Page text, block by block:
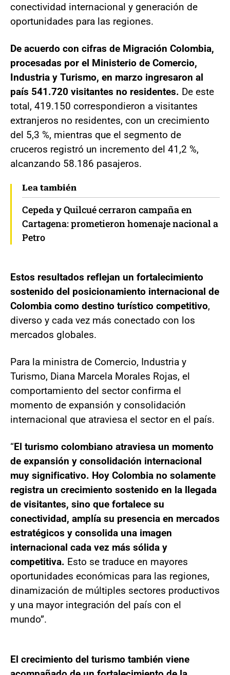
conectividad internacional y generación de
oportunidades para las regiones.
De acuerdo con cifras de Migración Colombia,
procesadas por el Ministerio de Comercio,
Industria y Turismo, en marzo ingresaron al
país 541.720 visitantes no residentes. De este
total, 419.150 correspondieron a visitantes
extranjeros no residentes, con un crecimiento
del 5,3 %, mientras que el segmento de
cruceros registró un incremento del 41,2 %,
alcanzando 58.186 pasajeros.
Lea también
Cepeda y Quilcué cerraron campaña en
Cartagena: prometieron homenaje nacional a
Petro
Estos resultados reflejan un fortalecimiento
sostenido del posicionamiento internacional de
Colombia como destino turístico competitivo,
diverso y cada vez más conectado con los
mercados globales.
Para la ministra de Comercio, Industria y
Turismo, Diana Marcela Morales Rojas, el
comportamiento del sector confirma el
momento de expansión y consolidación
internacional que atraviesa el sector en el país.
“El turismo colombiano atraviesa un momento
de expansión y consolidación internacional
muy significativo. Hoy Colombia no solamente
registra un crecimiento sostenido en la llegada
de visitantes, sino que fortalece su
conectividad, amplía su presencia en mercados
estratégicos y consolida una imagen
internacional cada vez más sólida y
competitiva. Esto se traduce en mayores
oportunidades económicas para las regiones,
dinamización de múltiples sectores productivos
y una mayor integración del país con el
mundo”.
El crecimiento del turismo también viene